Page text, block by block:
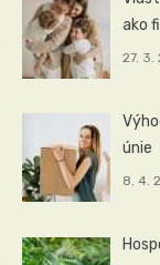
ako
27. 3.
únie
8. 4.